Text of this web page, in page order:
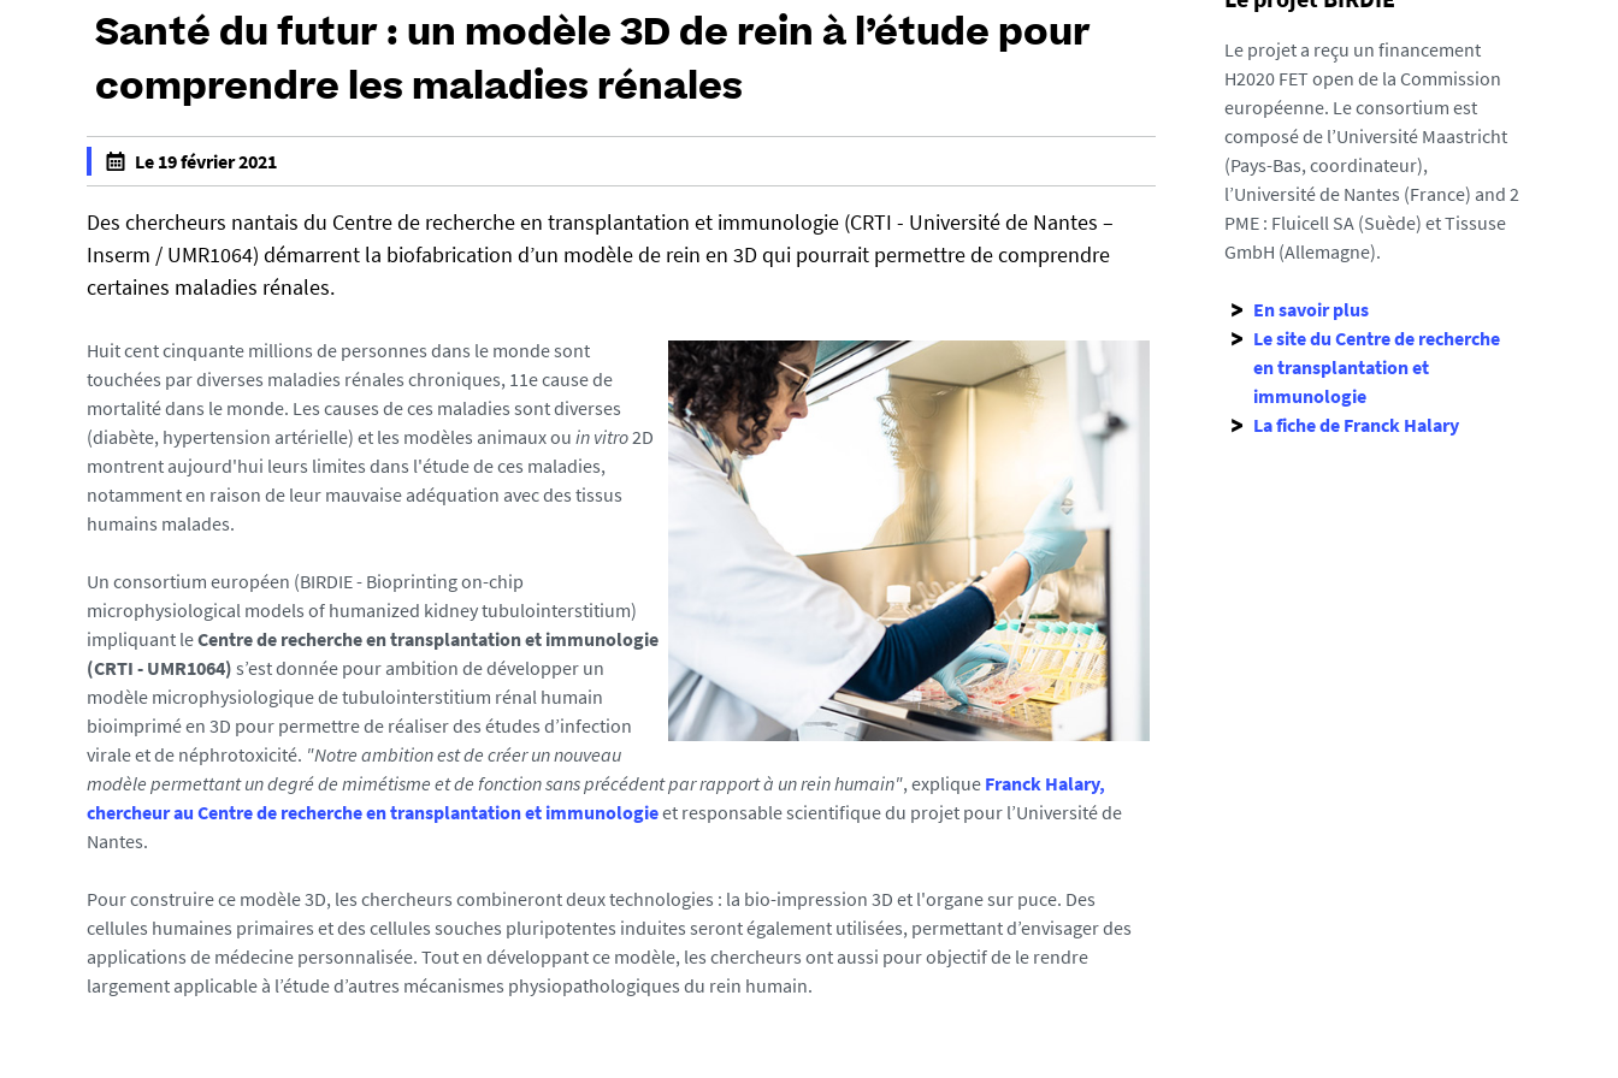
Santé du futur : un modèle 3D de rein à l’étude pour
comprendre les maladies rénales
h
t
p
s
:
/
u
-
n
e
w
s
u
n
i
v
-
n
a
n
t
e
.
f
r
/
Le 19 février 2021
f
a
l
a
l
s
e
Des chercheurs nantais du Centre de recherche en transplantation et immunologie (CRTI - Université de Nantes –
Inserm / UMR1064) démarrent la biofabrication d’un modèle de rein en 3D qui pourrait permettre de comprendre
certaines maladies rénales.
Huit cent cinquante millions de personnes dans le monde sont
touchées par diverses maladies rénales chroniques, 11e cause de
mortalité dans le monde. Les causes de ces maladies sont diverses
(diabète, hypertension artérielle) et les modèles animaux ou in vitro2D
montrent aujourd'hui leurs limites dans l'étude de ces maladies,
notamment en raison de leur mauvaise adéquation avec des tissus
humains malades.
Un consortium européen (BIRDIE - Bioprinting on-chip
microphysiological models of humanized kidney tubulointerstitium)
impliquant leCentre de recherche en transplantation et immunologie
(CRTI - UMR1064) s’est donnée pour ambition de développer un
modèle microphysiologique de tubulointerstitium rénal humain
bioimprimé en 3D pour permettre de réaliser des études d’infection
virale et de néphrotoxicité. "Notre ambition est de créer un nouveau
modèle permettant un degré de mimétisme et de fonction sans précédent par rapport à un rein humain", explique Franck Halary,
chercheur au Centre de recherche en transplantation et immunologieet responsable scientifique du projet pour l’Université de
Nantes.
Pour construire ce modèle 3D, les chercheurs combineront deux technologies : la bio-impression 3D et l'organe sur puce. Des
cellules humaines primaires et des cellules souches pluripotentes induites seront également utilisées, permettant d’envisager des
applications de médecine personnalisée. Tout en développant ce modèle, les chercheurs ont aussi pour objectif de le rendre
largement applicable à l’étude d’autres mécanismes physiopathologiques du rein humain.
Le projet a reçu un financement
H2020 FET open de la Commission
européenne. Le consortium est
composé de l’Université Maastricht
(Pays-Bas, coordinateur),
l’Université de Nantes (France) and 2
PME : Fluicell SA (Suède) et Tissuse
GmbH (Allemagne).
En savoir plus
Le site du Centre de recherche
en transplantation et
immunologie
La fiche de Franck Halary